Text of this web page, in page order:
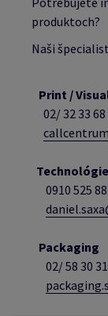
produktoch?
Naši
Print /
02/ 32 33 68
Technológie
0910 525
Packaging
02/58 30